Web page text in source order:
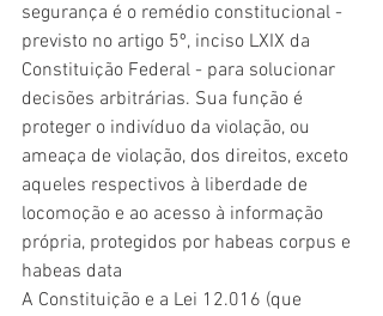
segurança é o remédio constitucional -
previsto no artigo 5º, inciso LXIX da
Constituição Federal - para solucionar
decisões arbitrárias. Sua função é
proteger o indivíduo da violação, ou
ameaça de violação, dos direitos, exceto
aqueles respectivos à liberdade de
locomoção e ao acesso à informação
própria, protegidos por habeas corpus e
habeas data
A Constituição e a Lei 12.016 (que